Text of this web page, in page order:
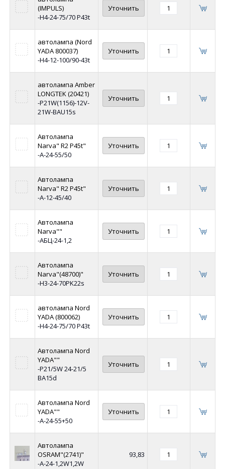
(IMPULS)
-Н4-24-75/70 P43t
Уточнить
автолампа (Nord
YADA 800037)
-H4-12-100/90-43t
Уточнить
автолампа Amber
LONGTEK (20421)
-P21W(1156)-12V-
21W-BAU15s
Уточнить
Автолампа
Narva" R2 P45t"
-А-24-55/50
Уточнить
Автолампа
Narva" R2 P45t"
-А-12-45/40
Уточнить
Автолампа
Narva""
-АБЦ-24-1,2
Уточнить
Автолампа
Narva"(48700)"
-Н3-24-70PK22s
Уточнить
автолампа Nord
YADA (800062)
-Н4-24-75/70 P43t
Уточнить
Автолампа Nord
YADA""
-P21/5W 24-21/5
BA15d
Уточнить
Автолампа Nord
YADA""
-А-24-55+50
Уточнить
Автолампа
OSRAM"(2741)"
-А-24-1,2W1,2W
93,83